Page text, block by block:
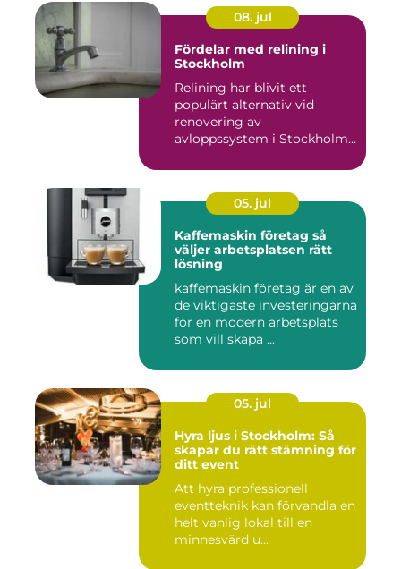
08. jul
Fördelar med relining i
Stockholm
Relining har blivit ett
populärt alternativ vid
renovering av
avloppssystem i Stockholm.
05. jul
Kaffemaskin företag så
väljer arbetsplatsen rätt
lösning
kaffemaskin företag är en av
de viktigaste investeringarna
för en modern arbetsplats
som vill skapa ...
05. jul
Hyra ljus i Stockholm: Så
skapar du rätt stämning för
ditt event
Att hyra professionell
eventteknik kan förvandla en
helt vanlig lokal till en
minnesvärd u...